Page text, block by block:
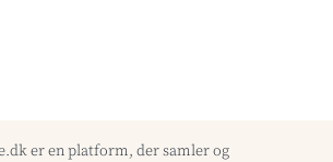
er en platform, der samler og